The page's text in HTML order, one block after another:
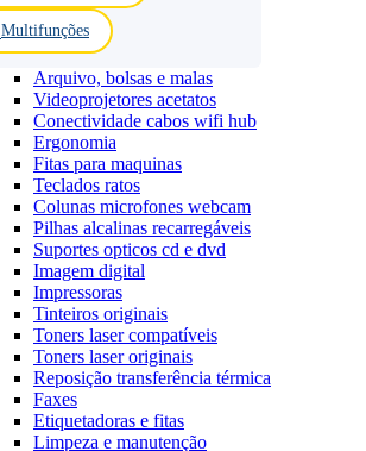
Multifunções
Arquivo, bolsas e malas
Videoprojetores acetatos
Conectividade cabos wifi hub
Ergonomia
Fitas para maquinas
Teclados ratos
Colunas microfones webcam
Pilhas alcalinas recarregáveis
Suportes opticos cd e dvd
Imagem digital
Impressoras
Tinteiros originais
Toners laser compatíveis
Toners laser originais
Reposição transferência térmica
Faxes
Etiquetadoras e fitas
Limpeza e manutenção